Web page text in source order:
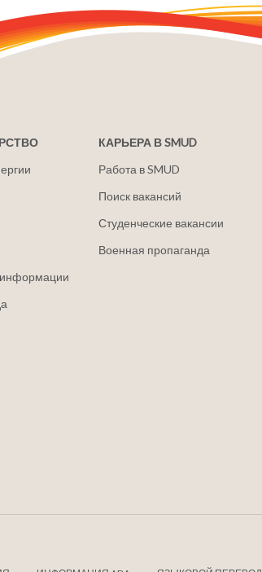
информации
КАРЬЕРА В SMUD
Работа в SMUD
Поиск вакансий
Студенческие вакансии
Военная пропаганда